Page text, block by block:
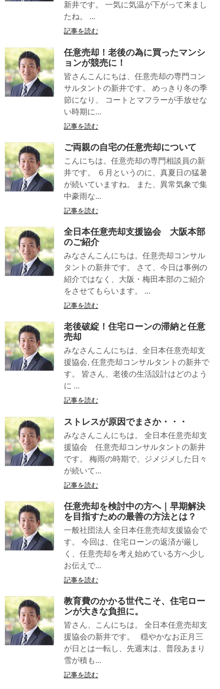
新井です。 一気に気温が下がって来まし
たね。 ...
記事を読む
任意売却！老後の為に買ったマンシ
ョンが競売に！
皆さんこんにちは、任意売却の専門コン
サルタントの新井です。 めっきり冬の季
節になり、 コートとマフラーが手放せな
い時期に...
記事を読む
ご両親の自宅の任意売却について
こんにちは。任意売却の専門相談員の新
井です。 ６月というのに、真夏日の猛暑
が続いていますね。 また、異常気象で集
中豪雨な...
記事を読む
全日本任意売却支援協会 大阪本部
のご紹介
みなさんこんにちは。任意売却コンサル
タントの新井です。 さて、今日は事例の
紹介ではなく、大阪・梅田本部のご紹介
をさせてもらいます。 ...
記事を読む
老後破綻！住宅ローンの滞納と任意
売却
みなさんこんにちは、全日本任意売却支
援協会, 任意売却コンサルタントの新井で
す。 皆さん、老後の生活設計はどのよう
に ...
記事を読む
ストレスが原因でまさか・・・
みなさんこんにちは。 全日本任意売却支
援協会 任意売却コンサルタントの新井
です。 梅雨の時期で、ジメジメした日々
が続いて...
記事を読む
任意売却を検討中の方へ｜早期解決
を目指すための最善の方法とは？
一般社団法人 全日本任意売却支援協会で
す。 今回は、住宅ローンの返済が厳し
く、任意売却を考え始めている方へ少し
お伝えで...
記事を読む
教育費のかかる世代こそ、住宅ロー
ンが大きな負担に。
皆さん、こんにちは。 全日本任意売却支
援協会の新井です。 穏やかなお正月三
が日とは一転し、先週末は、普段あまり
雪が積も...
記事を読む